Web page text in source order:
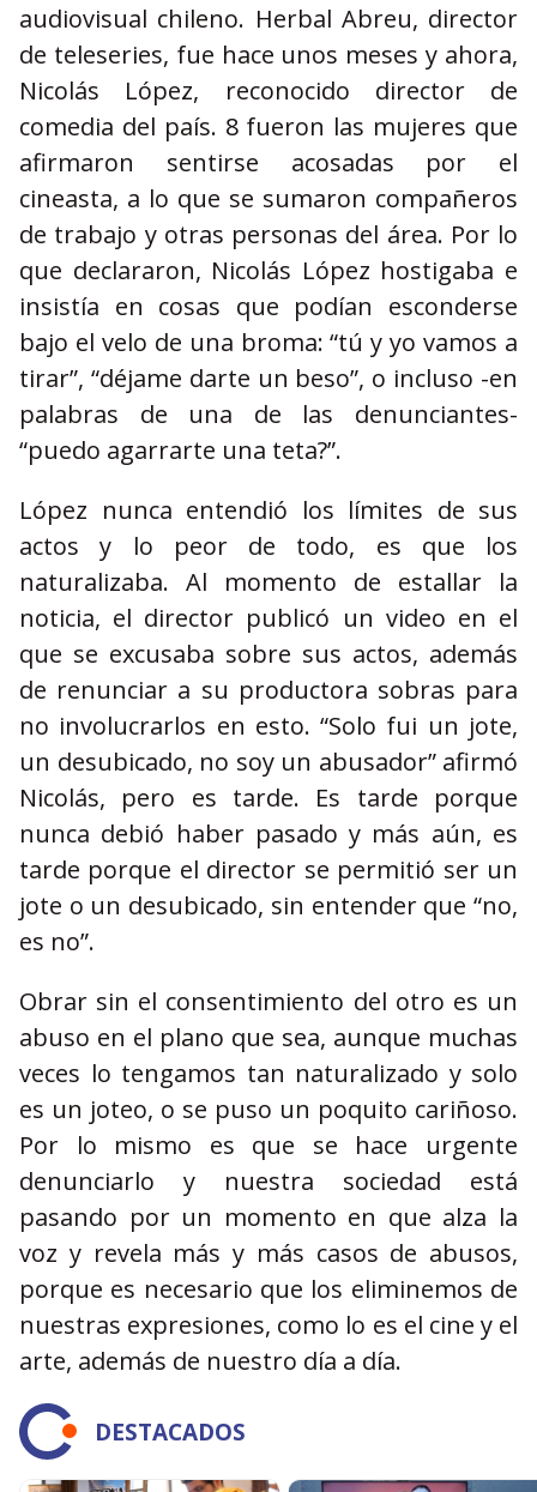
audiovisual chileno. Herbal Abreu, director
de teleseries, fue hace unos meses y ahora,
Nicolás López, reconocido director de
comedia del país. 8 fueron las mujeres que
afirmaron sentirse acosadas por el
cineasta, a lo que se sumaron compañeros
de trabajo y otras personas del área. Por lo
que declararon, Nicolás López hostigaba e
insistía en cosas que podían esconderse
bajo el velo de una broma: “tú y yo vamos a
tirar”, “déjame darte un beso”, o incluso -en
palabras de una de las denunciantes-
“puedo agarrarte una teta?”.
López nunca entendió los límites de sus
actos y lo peor de todo, es que los
naturalizaba. Al momento de estallar la
noticia, el director publicó un video en el
que se excusaba sobre sus actos, además
de renunciar a su productora sobras para
no involucrarlos en esto. “Solo fui un jote,
un desubicado, no soy un abusador” afirmó
Nicolás, pero es tarde. Es tarde porque
nunca debió haber pasado y más aún, es
tarde porque el director se permitió ser un
jote o un desubicado, sin entender que “no,
es no”.
Obrar sin el consentimiento del otro es un
abuso en el plano que sea, aunque muchas
veces lo tengamos tan naturalizado y solo
es un joteo, o se puso un poquito cariñoso.
Por lo mismo es que se hace urgente
denunciarlo y nuestra sociedad está
pasando por un momento en que alza la
voz y revela más y más casos de abusos,
porque es necesario que los eliminemos de
nuestras expresiones, como lo es el cine y el
arte, además de nuestro día a día.
DESTACADOS